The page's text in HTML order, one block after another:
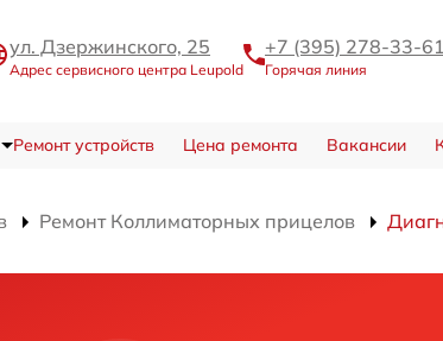
ул. Дзержинского, 25
Адрес сервисного центра Leupold
+7 (395) 278-33-61
Горячая линия
Ремонт устройств Цена ремонта Вакансии
Ремонт Коллиматорных прицелов